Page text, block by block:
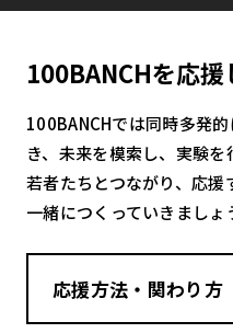
100BANCHを応援
100BANCHでは同時多発
き、未来を模索し、実験
若者たちとつながり、応
一緒につくっていきましょ
応援方法・関わり方